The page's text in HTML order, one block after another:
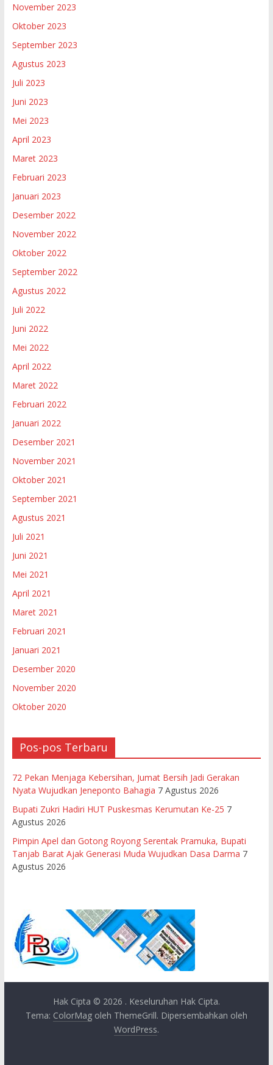
November 2023
Oktober 2023
September 2023
Agustus 2023
Juli 2023
Juni 2023
Mei 2023
April 2023
Maret 2023
Februari 2023
Januari 2023
Desember 2022
November 2022
Oktober 2022
September 2022
Agustus 2022
Juli 2022
Juni 2022
Mei 2022
April 2022
Maret 2022
Februari 2022
Januari 2022
Desember 2021
November 2021
Oktober 2021
September 2021
Agustus 2021
Juli 2021
Juni 2021
Mei 2021
April 2021
Maret 2021
Februari 2021
Januari 2021
Desember 2020
November 2020
Oktober 2020
Pos-pos Terbaru
72 Pekan Menjaga Kebersihan, Jumat Bersih Jadi Gerakan
Nyata Wujudkan Jeneponto Bahagia 7 Agustus 2026
Bupati Zukri Hadiri HUT Puskesmas Kerumutan Ke-25 7
Agustus 2026
Pimpin Apel dan Gotong Royong Serentak Pramuka, Bupati
Tanjab Barat Ajak Generasi Muda Wujudkan Dasa Darma 7
Agustus 2026
Hak Cipta © 2026 . Keseluruhan Hak Cipta.
Tema: ColorMagoleh ThemeGrill. Dipersembahkan oleh
WordPress.